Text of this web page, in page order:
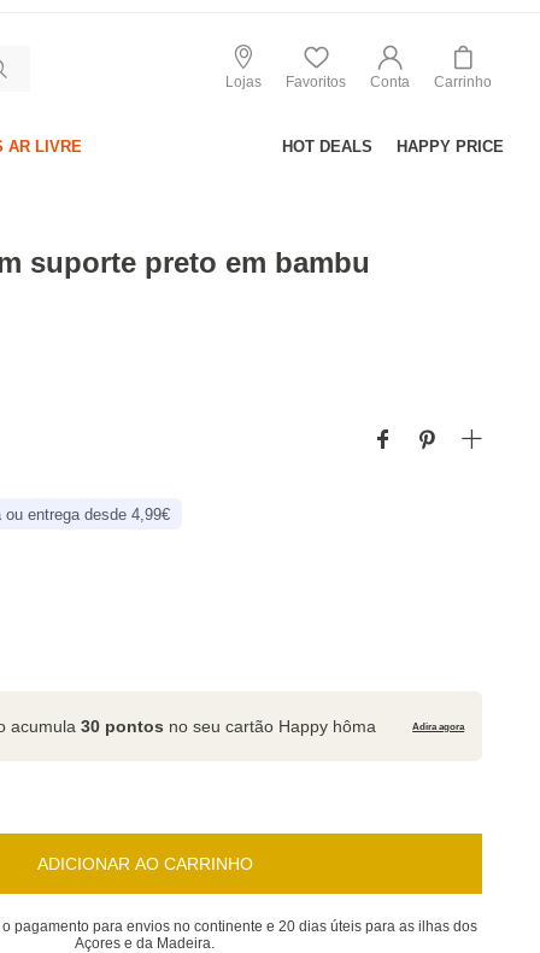
Lojas Favoritos Conta Carrinho
AR LIVRE HOT DEALS HAPPY PRICE
suporte preto em bambu
ou entrega desde 4,99€
acumula30 pontos no seu cartão Happy hôma Adira agora
ADICIONAR AO CARRINHO
pagamento para envios no continente e 20 dias úteis para as ilhas dos
Açores e da Madeira.